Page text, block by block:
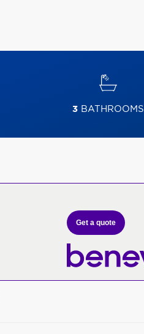
3BATHROOMS
Get a quote